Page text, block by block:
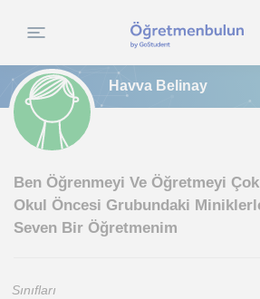
Havva Belinay
Ben Öğrenmeyi Ve Öğretmeyi
Okul Öncesi Grubundaki
Seven Bir Öğretmenim
Sınıfları